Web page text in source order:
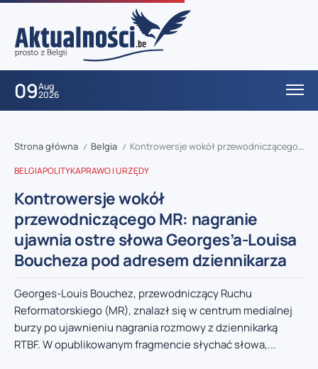
09Aug
2026
Strona główna / Belgia / Kontrowersje wokół przewodniczącego MR: nagranie ujawnia ostre słowa Georges’a-Louisa Boucheza pod adresem dziennikarza
BELGIAPOLITYKAPRAWO I URZĘDY
Kontrowersje wokół
przewodniczącego MR: nagranie
ujawnia ostre słowa Georges’a-Louisa
Boucheza pod adresem dziennikarza
Georges-Louis Bouchez, przewodniczący Ruchu
Reformatorskiego (MR), znalazł się w centrum medialnej
burzy po ujawnieniu nagrania rozmowy z dziennikarką
RTBF. W opublikowanym fragmencie słychać słowa,...